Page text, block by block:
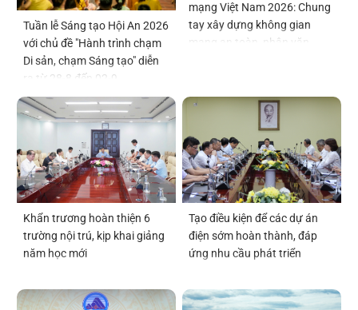
Tuần lễ Sáng tạo Hội An 2026
với chủ đề "Hành trình chạm
Di sản, chạm Sáng tạo" diễn
ra từ 28-8 đến 02-9
mạng Việt Nam 2026: Chung
tay xây dựng không gian
mạng an toàn, nhân văn
Khẩn trương hoàn thiện 6
trường nội trú, kịp khai giảng
năm học mới
Tạo điều kiện để các dự án
điện sớm hoàn thành, đáp
ứng nhu cầu phát triển